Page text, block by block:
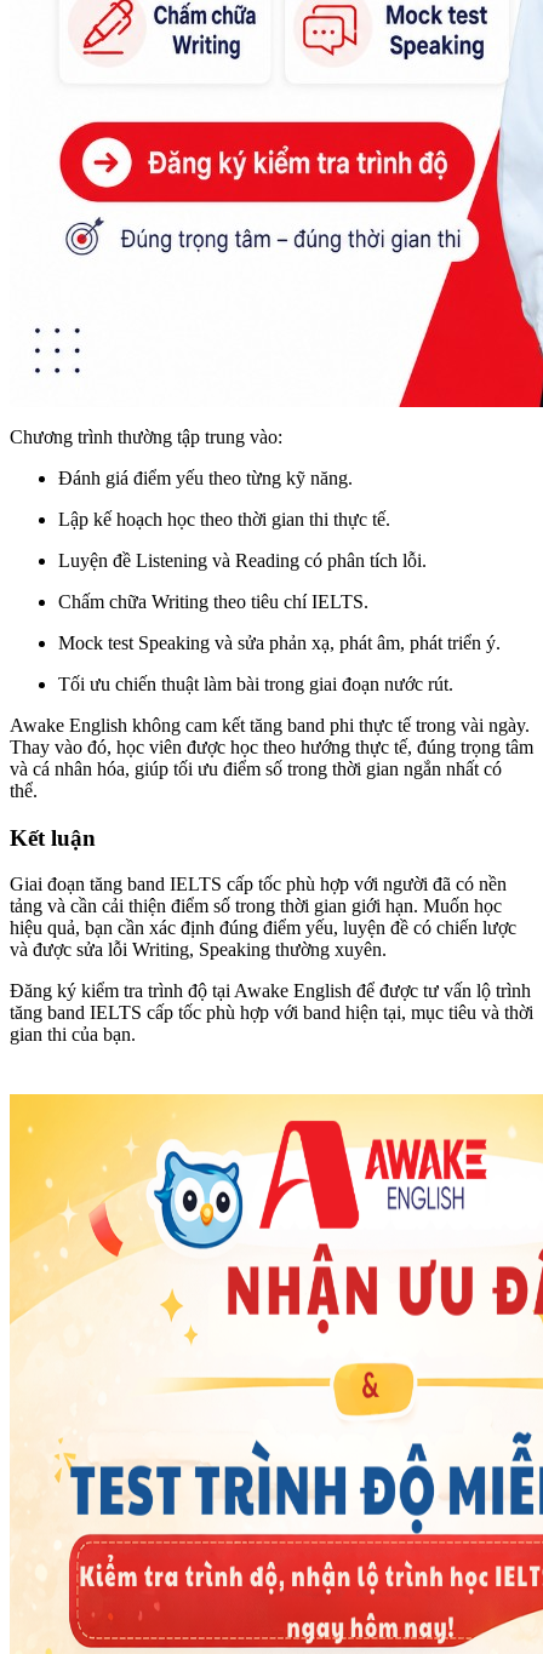
Chương trình thường tập trung vào:
Đánh giá điểm yếu theo từng kỹ năng.
Lập kế hoạch học theo thời gian thi thực tế.
Luyện đề Listening và Reading có phân tích lỗi.
Chấm chữa Writing theo tiêu chí IELTS.
Mock test Speaking và sửa phản xạ, phát âm, phát triển ý.
Tối ưu chiến thuật làm bài trong giai đoạn nước rút.
Awake English không cam kết tăng band phi thực tế trong vài ngày.
Thay vào đó, học viên được học theo hướng thực tế, đúng trọng tâm
và cá nhân hóa, giúp tối ưu điểm số trong thời gian ngắn nhất có
thể.
Kết luận
Giai đoạn tăng band IELTS cấp tốc phù hợp với người đã có nền
tảng và cần cải thiện điểm số trong thời gian giới hạn. Muốn học
hiệu quả, bạn cần xác định đúng điểm yếu, luyện đề có chiến lược
và được sửa lỗi Writing, Speaking thường xuyên.
Đăng ký kiểm tra trình độ tại Awake English để được tư vấn lộ trình
tăng band IELTS cấp tốc phù hợp với band hiện tại, mục tiêu và thời
gian thi của bạn.